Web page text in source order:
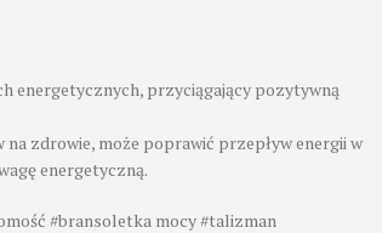
energetycznych, przyciągający pozytywną
zdrowie, może poprawić przepływ energii w
energetyczną.
#bransoletka mocy #talizman